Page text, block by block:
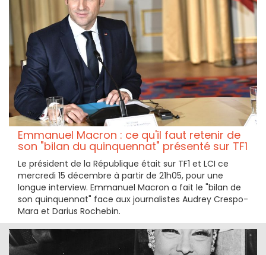
Emmanuel Macron : ce qu'il faut retenir de
son "bilan du quinquennat" présenté sur TF1
Le président de la République était sur TF1 et LCI ce
mercredi 15 décembre à partir de 21h05, pour une
longue interview. Emmanuel Macron a fait le "bilan de
son quinquennat" face aux journalistes Audrey Crespo-
Mara et Darius Rochebin.